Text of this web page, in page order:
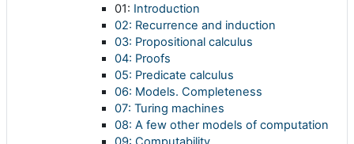
01: Introduction
02: Recurrence and induction
03: Propositional calculus
04: Proofs
05: Predicate calculus
06: Models. Completeness
07: Turing machines
08: A few other models of computation